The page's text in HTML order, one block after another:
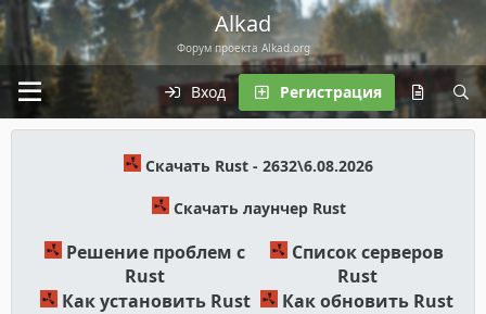
Alkad
Форум проекта Alkad.org
Вход Регистрация
Скачать Rust - 2632\6.08.2026
Скачать лаунчер Rust
Решение проблем с
Rust
Список серверов
Rust
Как установить Rust
Как обновить Rust